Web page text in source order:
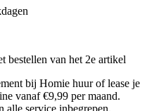
bestellen van het 2e artikel
bij Homie huur of lease je
vanaf €9,99 per maand.
alle service inbegrepen.